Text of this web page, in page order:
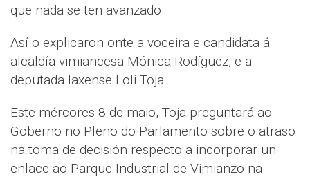
que nada se ten avanzado.
Así o explicaron onte a voceira e candidata á
alcaldía vimiancesa Mónica Rodíguez, e a
deputada laxense Loli Toja.
Este mércores 8 de maio, Toja preguntará ao
Goberno no Pleno do Parlamento sobre o atraso
na toma de decisión respecto a incorporar un
enlace ao Parque Industrial de Vimianzo na